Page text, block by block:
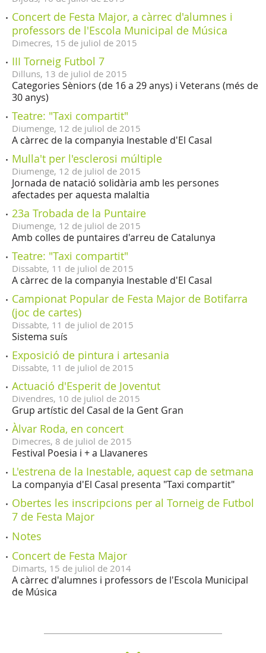
Concert de Festa Major, a càrrec d'alumnes i
professors de l'Escola Municipal de Música
Dimecres, 15 de juliol de 2015
III Torneig Futbol 7
Dilluns, 13 de juliol de 2015
Categories Sèniors (de 16 a 29 anys) i Veterans (més de
30 anys)
Teatre: "Taxi compartit"
Diumenge, 12 de juliol de 2015
A càrrec de la companyia Inestable d'El Casal
Mulla't per l'esclerosi múltiple
Diumenge, 12 de juliol de 2015
Jornada de natació solidària amb les persones
afectades per aquesta malaltia
23a Trobada de la Puntaire
Diumenge, 12 de juliol de 2015
Amb colles de puntaires d'arreu de Catalunya
Teatre: "Taxi compartit"
Dissabte, 11 de juliol de 2015
A càrrec de la companyia Inestable d'El Casal
Campionat Popular de Festa Major de Botifarra
(joc de cartes)
Dissabte, 11 de juliol de 2015
Sistema suís
Exposició de pintura i artesania
Dissabte, 11 de juliol de 2015
Actuació d'Esperit de Joventut
Divendres, 10 de juliol de 2015
Grup artístic del Casal de la Gent Gran
Àlvar Roda, en concert
Dimecres, 8 de juliol de 2015
Festival Poesia i + a Llavaneres
L'estrena de la Inestable, aquest cap de setmana
La companyia d'El Casal presenta "Taxi compartit"
Obertes les inscripcions per al Torneig de Futbol
7 de Festa Major
Notes
Concert de Festa Major
Dimarts, 15 de juliol de 2014
A càrrec d'alumnes i professors de l'Escola Municipal
de Música